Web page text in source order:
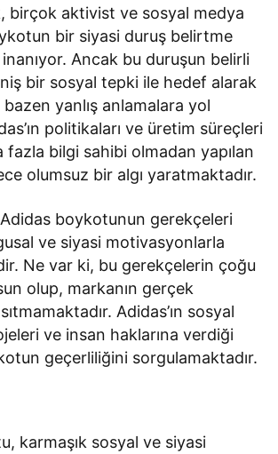
birçok aktivist ve sosyal medya
bir siyasi duruş belirtme
Ancak bu duruşun belirli
bir sosyal tepki ile hedef alarak
yanlış anlamalara yol
politikaları ve üretim süreçleri
fazla bilgi sahibi olmadan yapılan
olumsuz bir algı yaratmaktadır.
boykotunun gerekçeleri
ve siyasi motivasyonlarla
Ne var ki, bu gerekçelerin çoğu
olup, markanın gerçek
Adidas’ın sosyal
ve insan haklarına verdiği
geçerliliğini sorgulamaktadır.
karmaşık sosyal ve siyasi